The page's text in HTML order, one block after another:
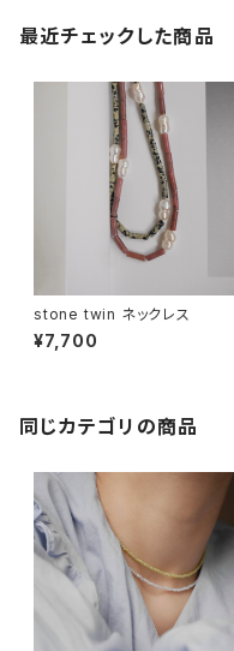
最近チェックした商品
stone twin ネックレス
¥7,700
同じカテゴリの商品